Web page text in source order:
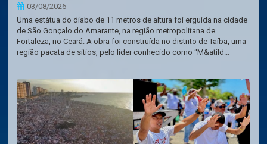
03/08/2026
Uma estátua do diabo de 11 metros de altura foi erguida na cidade
de São Gonçalo do Amarante, na região metropolitana de
Fortaleza, no Ceará. A obra foi construída no distrito de Taíba, uma
região pacata de sítios, pelo líder conhecido como “M&atild...